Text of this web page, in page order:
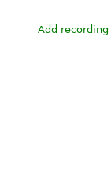
Add recording